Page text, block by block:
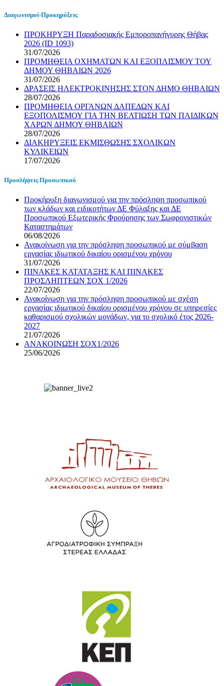
Διαγωνισμοί-Προκηρύξεις
ΠΡΟΚΗΡΥΞΗ Παραδοσιακής Εμποροπανήγυρης Θήβας
2026 (ID 1093)
31/07/2026
ΠΡΟΜΗΘΕΙΑ ΟΧΗΜΑΤΩΝ ΚΑΙ ΕΞΟΠΛΙΣΜΟΥ ΤΟΥ
ΔΗΜΟΥ ΘΗΒΑΙΩΝ 2026
31/07/2026
ΔΡΑΣΕΙΣ ΗΛΕΚΤΡΟΚΙΝΗΣΗΣ ΣΤΟΝ ΔΗΜΟ ΘΗΒΑΙΩΝ
28/07/2026
ΠΡΟΜΗΘΕΙΑ ΟΡΓΑΝΩΝ ΔΑΠΕΔΩΝ ΚΑΙ
ΕΞΟΠΟΛΙΣΜΟΥ ΓΙΑ ΤΗΝ ΒΕΛΤΙΩΣΗ ΤΩΝ ΠΑΙΔΙΚΩΝ
ΧΑΡΩΝ ΔΗΜΟΥ ΘΗΒΑΙΩΝ
28/07/2026
ΔΙΑΚΗΡΥΞΕΙΣ ΕΚΜΙΣΘΩΣΗΣ ΣΧΟΛΙΚΩΝ
ΚΥΛΙΚΕΙΩΝ
17/07/2026
Προσλήψεις Προσωπικού
Προκήρυξη διαγωνισμού για την πρόσληψη προσωπικού
των κλάδων και ειδικοτήτων ΔΕ Φύλαξης και ΔΕ
Προσωπικού Εξωτερικής Φρούρησης των Σωφρονιστικών
Καταστημάτων
06/08/2026
Ανακοίνωση για την πρόσληψη προσωπικού με σύμβαση
εργασίας ιδιωτικού δικαίου ορισμένου χρόνου
31/07/2026
ΠΙΝΑΚΕΣ ΚΑΤΑΤΑΞΗΣ ΚΑΙ ΠΙΝΑΚΕΣ
ΠΡΟΣΛΗΠΤΕΩΝ ΣΟΧ 1/2026
22/07/2026
Ανακοίνωση για την πρόσληψη προσωπικού με σχέση
εργασίας ιδιωτικού δικαίου ορισμένου χρόνου σε υπηρεσίες
καθαρισμού σχολικών μονάδων, για το σχολικό έτος 2026-
2027
21/07/2026
ΑΝΑΚΟΙΝΩΣΗ ΣΟΧ1/2026
25/06/2026